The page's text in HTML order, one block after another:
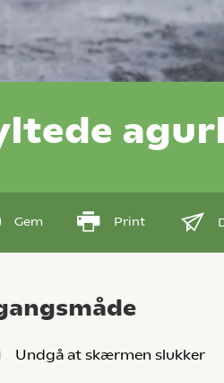
Gem Print
Undgå at skærmen slukker